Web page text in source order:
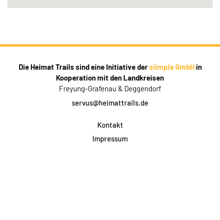
Die Heimat Trails sind eine Initiative dersiimple GmbHin
Kooperation mit den Landkreisen
Freyung-Grafenau & Deggendorf
servus@heimattrails.de
Kontakt
Impressum